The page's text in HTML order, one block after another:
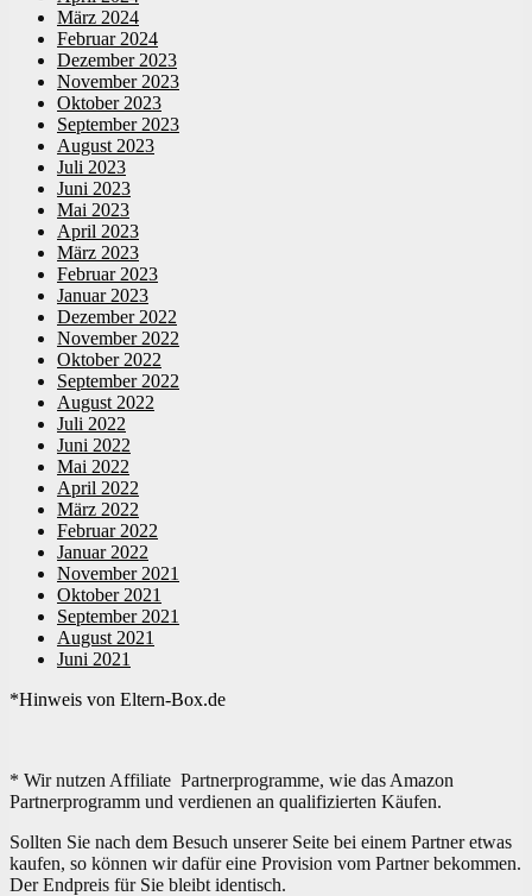
März 2024
Februar 2024
Dezember 2023
November 2023
Oktober 2023
September 2023
August 2023
Juli 2023
Juni 2023
Mai 2023
April 2023
März 2023
Februar 2023
Januar 2023
Dezember 2022
November 2022
Oktober 2022
September 2022
August 2022
Juli 2022
Juni 2022
Mai 2022
April 2022
März 2022
Februar 2022
Januar 2022
November 2021
Oktober 2021
September 2021
August 2021
Juni 2021
*Hinweis von Eltern-Box.de
* Wir nutzen Affiliate Partnerprogramme, wie das Amazon
Partnerprogramm und verdienen an qualifizierten Käufen.
Sollten Sie nach dem Besuch unserer Seite bei einem Partner etwas
kaufen, so können wir dafür eine Provision vom Partner bekommen.
Der Endpreis für Sie bleibt identisch.